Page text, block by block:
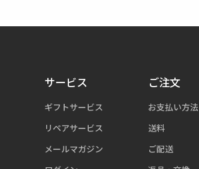
サービス
ギフトサービス
リペアサービス
メールマガジン
ご注文
お支払い方法
送料
ご配送